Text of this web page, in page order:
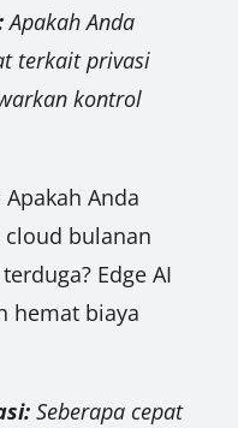
Apakah Anda
terkait privasi
kontrol
Apakah Anda
bulanan
Edge AI
hemat biaya
Seberapa cepat